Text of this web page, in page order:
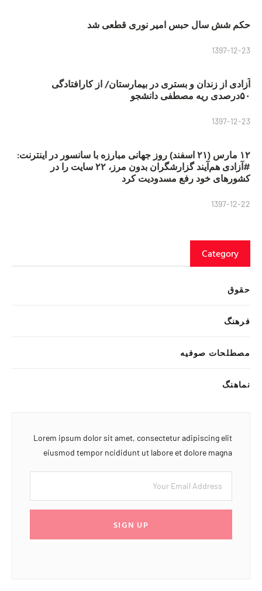
حکم شش سال حبس امیر نوری قطعی شد
1397-12-23
آزادی از زندان و بستری در بیمارستان/ از کارافتادگی
۵۰درصدی ریه مصطفی دانشجو
1397-12-23
۱۲ مارس (۲۱ اسفند) روز جهانی مبارزه با سانسور در اینترنت:
#آزادی هم‌آیند گزارشگران‌ بدون مرز، ۲۲ سایت را در
کشورهای خود رفع مسدودیت کرد
1397-12-22
Category
حقوق
فرهنگ
مصطلحات صوفیه
نماهنگ
Lorem ipsum dolor sit amet, consectetur adipiscing elit
eiusmod tempor ncididunt ut labore et dolore magna
SIGN UP